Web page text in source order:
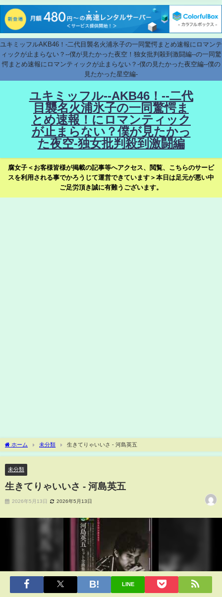
ユキミッフルAKB46！-二代目襲名火浦氷子の一同驚愕まとめ速報にロマンテ
ィックが止まらない？--僕が見たかった夜空！独女批判殺到激闘編--の一同驚
愕まとめ速報にロマンティックが止まらない？-僕の見たかった夜空編--僕の
見たかった星空編-
ユキミッフル--AKB46！--二代
目襲名火浦氷子の一同驚愕ま
とめ速報！にロマンティック
が止まらない？僕が見たかっ
た夜空-独女批判殺到激闘編
腐女子＜お客様皆様が掲載の記事等へアクセス、閲覧、こちらのサービ
スを利用される事でかろうじて運営できています＞本日は足元が悪い中
ご足労頂き誠に有難うございます。
ホーム 未分類 生きてりゃいいさ - 河島英五
未分類
生きてりゃいいさ - 河島英五
2026年5月13日 2026年5月13日
LINE